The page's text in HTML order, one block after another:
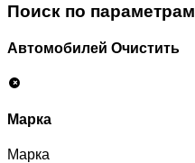
Поиск по параметрам
Автомобилей Очистить
Марка
Марка